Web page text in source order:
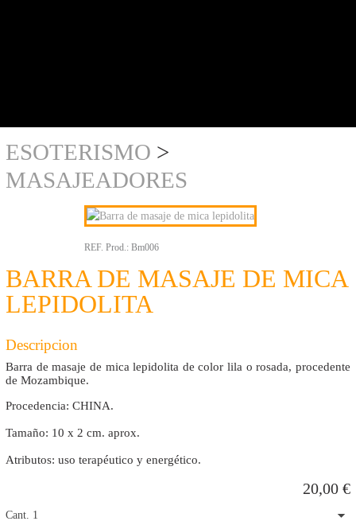
ESOTERISMO >
MASAJEADORES
REF. Prod.: Bm006
BARRA DE MASAJE DE MICA
LEPIDOLITA
Descripcion
Barra de masaje de mica lepidolita de color lila o rosada, procedente
de Mozambique.
Procedencia: CHINA.
Tamaño: 10 x 2 cm. aprox.
Atributos: uso terapéutico y energético.
20,00 €
Cant. 1